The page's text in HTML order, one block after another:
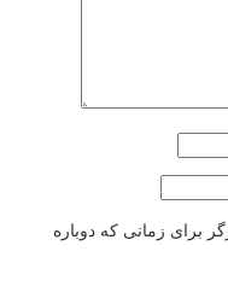
برای زمانی که دوباره